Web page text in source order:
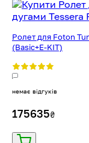
Ролет для Foton
(Basic+E-KIT)
немає відгуків
175635₴